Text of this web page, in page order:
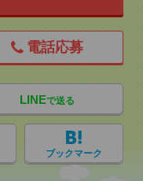
電話応募
LINEで送る
ブックマーク